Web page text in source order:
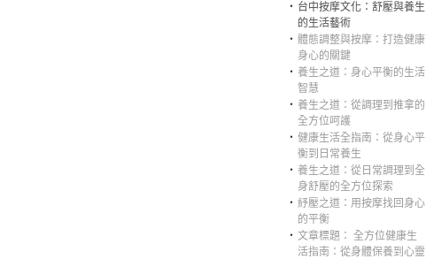
‧ 台中按摩文化：舒壓與養生
的生活藝術
‧ 體態調整與按摩：打造健康
身心的關鍵
‧ 養生之道：身心平衡的生活
智慧
‧ 養生之道：從調理到推拿的
全方位呵護
‧ 健康生活全指南：從身心平
衡到日常養生
‧ 養生之道：從日常調理到全
身舒壓的全方位探索
‧ 紓壓之道：用按摩找回身心
的平衡
‧ 文章標題： 全方位健康生
活指南：從身體保養到心靈